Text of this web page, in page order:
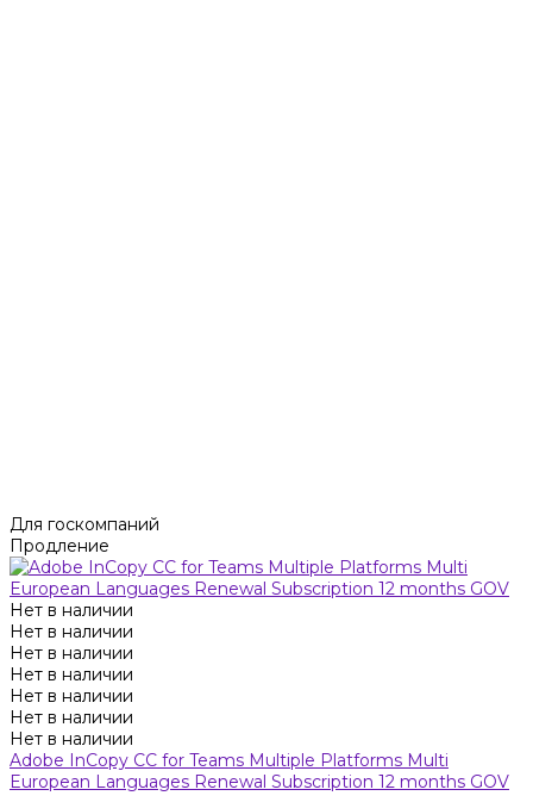
Для госкомпаний
Продление
Нет в наличии
Нет в наличии
Нет в наличии
Нет в наличии
Нет в наличии
Нет в наличии
Нет в наличии
Adobe InCopy CC for Teams Multiple Platforms Multi
European Languages Renewal Subscription 12 months GOV